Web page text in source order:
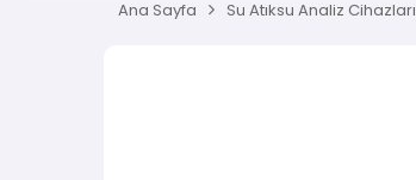
Ana Sayfa Su Atıksu Analiz Cihazları